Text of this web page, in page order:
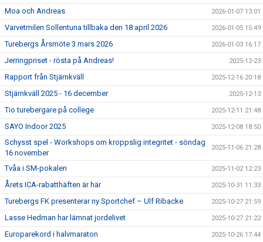
Moa och Andreas 2026-01-07 13:01
Varvetmilen Sollentuna tillbaka den 18 april 2026 2026-01-05 15:49
Turebergs Årsmöte 3 mars 2026 2026-01-03 16:17
Jerringpriset - rösta på Andreas! 2025-12-23
Rapport från Stjärnkväll 2025-12-16 20:18
Stjärnkväll 2025 - 16 december 2025-12-13
Tio turebergare på college 2025-12-11 21:48
SAYO Indoor 2025 2025-12-08 18:50
Schysst spel - Workshops om kroppslig integritet - söndag
16 november
2025-11-06 21:28
Tvåa i SM-pokalen 2025-11-02 12:23
Årets ICA-rabatthäften är här 2025-10-31 11:33
Turebergs FK presenterar ny Sportchef – Ulf Ribacke 2025-10-27 21:59
Lasse Hedman har lämnat jordelivet 2025-10-27 21:22
Europarekord i halvmaraton 2025-10-26 17:44